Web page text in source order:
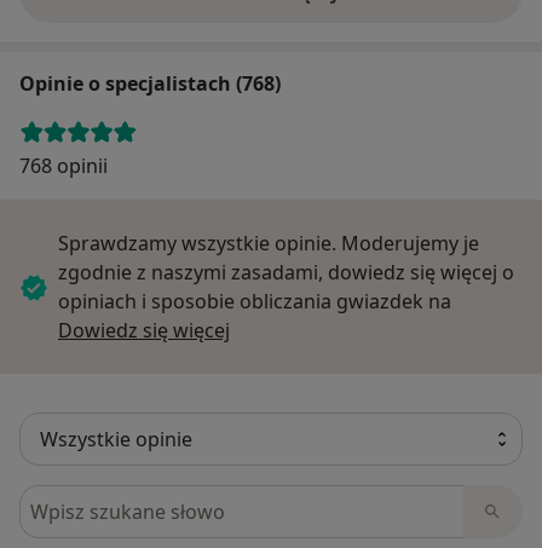
Opinie o specjalistach (768)
768 opinii
Sprawdzamy wszystkie opinie. Moderujemy je
zgodnie z naszymi zasadami, dowiedz się więcej o
opiniach i sposobie obliczania gwiazdek na
Dowiedz się więcej
Szukaj w opiniach